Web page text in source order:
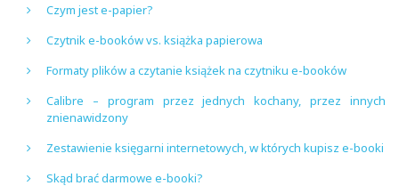
Czym jest e-papier?
Czytnik e-booków vs. książka papierowa
Formaty plików a czytanie książek na czytniku e-booków
Calibre – program przez jednych kochany, przez innych
znienawidzony
Zestawienie księgarni internetowych, w których kupisz e-booki
Skąd brać darmowe e-booki?